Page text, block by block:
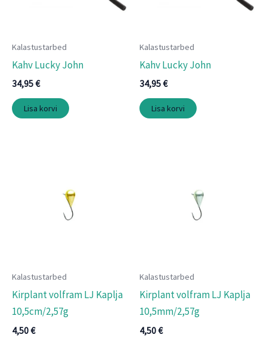
Kalastustarbed
Kahv Lucky John
34,95€
Lisa korvi
Kalastustarbed
Kahv Lucky John
34,95€
Lisa korvi
Kalastustarbed
Kirplant volfram LJ Kaplja
10,5cm/2,57g
4,50€
Kalastustarbed
Kirplant volfram LJ Kaplja
10,5mm/2,57g
4,50€